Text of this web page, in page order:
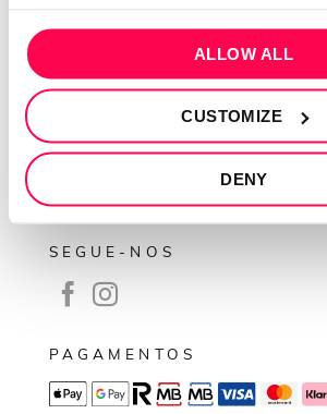
ALLOW ALL
CUSTOMIZE
DENY
INFORMAÇÕES
Política de privacidade
Termos e condições
SEGUE-NOS
PAGAMENTOS